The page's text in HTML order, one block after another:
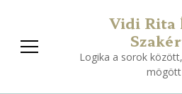
Vidi Rita
Logika a sorok
mögött